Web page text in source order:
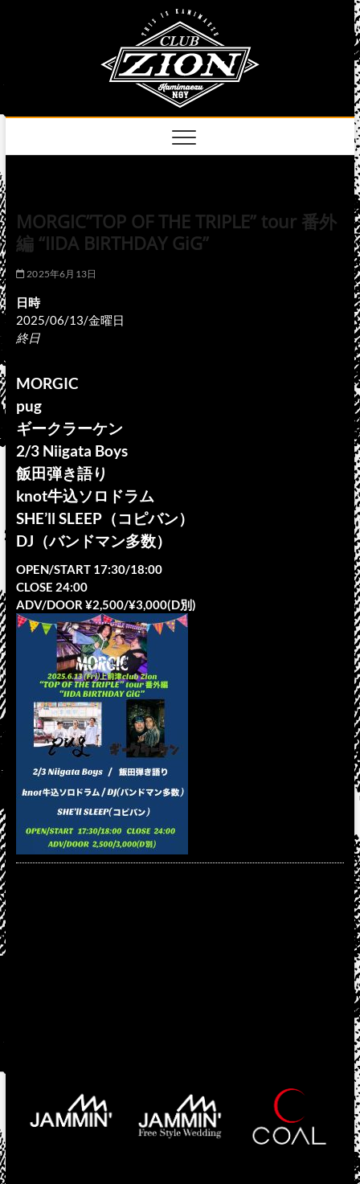
MORGIC”TOP OF THE TRIPLE” tour 番外
編 “IIDA BIRTHDAY GiG”
2025年6月13日
日時
2025/06/13/金曜日
終日
MORGIC
pug
ギークラーケン
2/3 Niigata Boys
飯田弾き語り
knot牛込ソロドラム
SHE’ll SLEEP（コピバン）
DJ（バンドマン多数）
OPEN/START 17:30/18:00
CLOSE 24:00
ADV/DOOR ¥2,500/¥3,000(D別)